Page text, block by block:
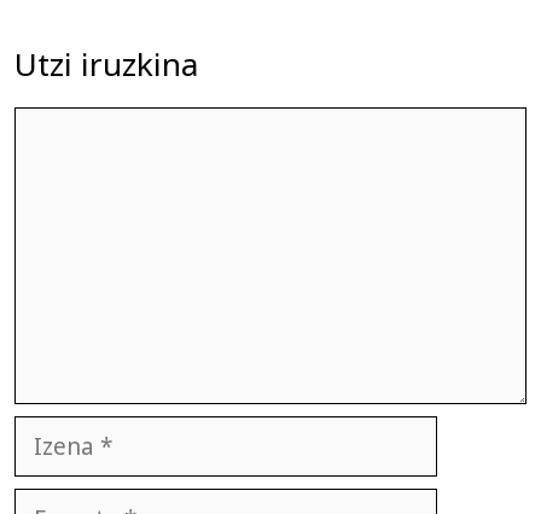
Utzi iruzkina